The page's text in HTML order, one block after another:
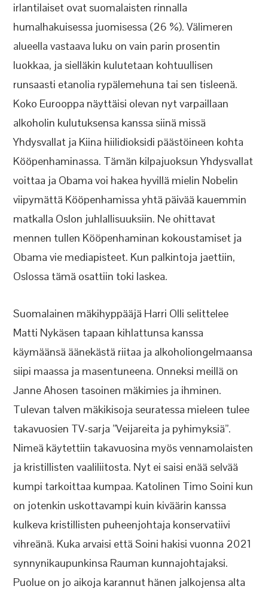
irlantilaiset ovat suomalaisten rinnalla
humalhakuisessa juomisessa (26 %). Välimeren
alueella vastaava luku on vain parin prosentin
luokkaa, ja sielläkin kulutetaan kohtuullisen
runsaasti etanolia rypälemehuna tai sen tisleenä.
Koko Eurooppa näyttäisi olevan nyt varpaillaan
alkoholin kulutuksensa kanssa siinä missä
Yhdysvallat ja Kiina hiilidioksidi päästöineen kohta
Kööpenhaminassa. Tämän kilpajuoksun Yhdysvallat
voittaa ja Obama voi hakea hyvillä mielin Nobelin
viipymättä Kööpenhamissa yhtä päivää kauemmin
matkalla Oslon juhlallisuuksiin. Ne ohittavat
mennen tullen Kööpenhaminan kokoustamiset ja
Obama vie mediapisteet. Kun palkintoja jaettiin,
Oslossa tämä osattiin toki laskea.
Suomalainen mäkihyppääjä Harri Olli selittelee
Matti Nykäsen tapaan kihlattunsa kanssa
käymäänsä äänekästä riitaa ja alkoholiongelmaansa
siipi maassa ja masentuneena. Onneksi meillä on
Janne Ahosen tasoinen mäkimies ja ihminen.
Tulevan talven mäkikisoja seuratessa mieleen tulee
takavuosien TV-sarja ”Veijareita ja pyhimyksiä”.
Nimeä käytettiin takavuosina myös vennamolaisten
ja kristillisten vaaliliitosta. Nyt ei saisi enää selvää
kumpi tarkoittaa kumpaa. Katolinen Timo Soini kun
on jotenkin uskottavampi kuin kiväärin kanssa
kulkeva kristillisten puheenjohtaja konservatiivi
vihreänä. Kuka arvaisi että Soini hakisi vuonna 2021
synnynikaupunkinsa Rauman kunnajohtajaksi.
Puolue on jo aikoja karannut hänen jalkojensa alta